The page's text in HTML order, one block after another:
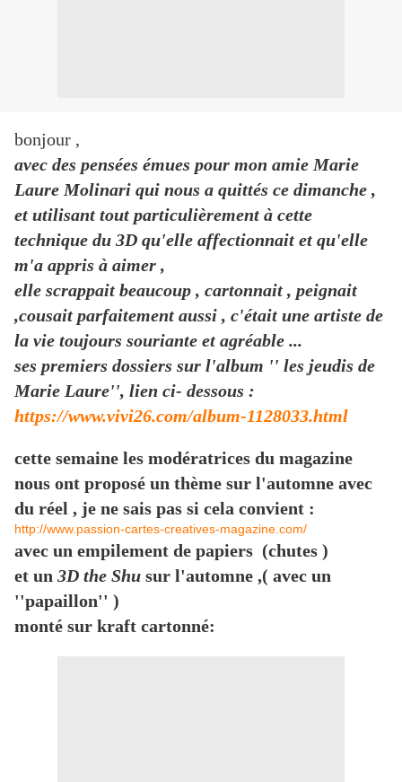
bonjour ,
avec des pensées émues pour mon amie Marie
Laure Molinari qui nous a quittés ce dimanche ,
et utilisant tout particulièrement à cette
technique du 3D qu'elle affectionnait et qu'elle
m'a appris à aimer ,
elle scrappait beaucoup , cartonnait , peignait
,cousait parfaitement aussi , c'était une artiste de
la vie toujours souriante et agréable ...
ses premiers dossiers sur l'album '' les jeudis de
Marie Laure'', lien ci- dessous :
https://www.vivi26.com/album-1128033.html
cette semaine les modératrices du magazine
nous ont proposé un thème sur l'automne avec
du réel , je ne sais pas si cela convient :
http://www.passion-cartes-creatives-magazine.com/
avec un empilement de papiers (chutes )
et un 3D the Shu sur l'automne ,( avec un
''papaillon'' )
monté sur kraft cartonné: